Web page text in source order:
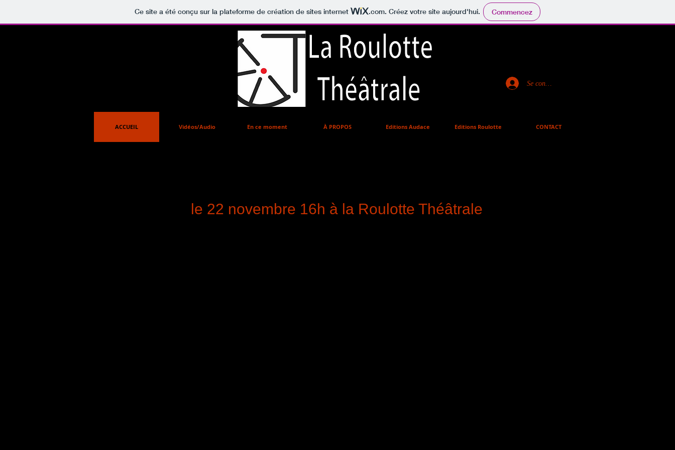
Ce site a été conçu sur la plateforme de création de sites internet .com. Créez votre site aujourd'hui. Commencez
Se connecter
ACCUEIL Vidéos/Audio En ce moment À PROPOS Editions Audace Editions Roulotte CONTACT
le 22 novembre 16h à la Roulotte Théâtrale